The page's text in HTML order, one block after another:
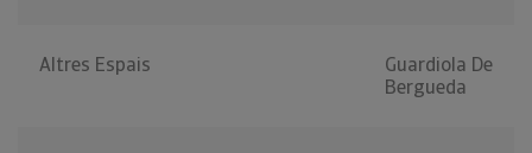
Altres Espais
Guardiola De
Bergueda